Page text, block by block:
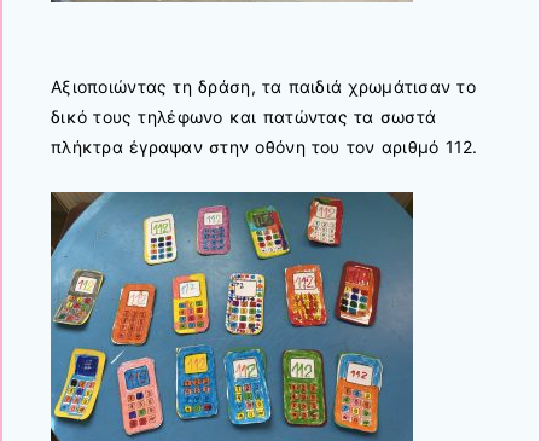
Αξιοποιώντας τη δράση, τα παιδιά χρωμάτισαν το
δικό τους τηλέφωνο και πατώντας τα σωστά
πλήκτρα έγραψαν στην οθόνη του τον αριθμό 112.